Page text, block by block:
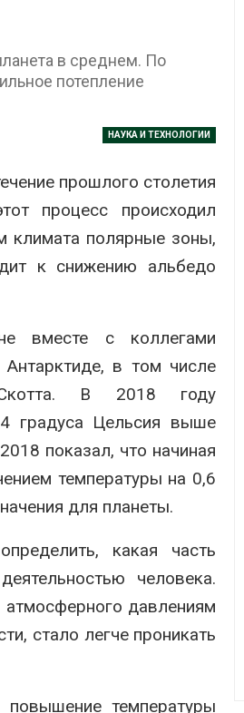
в среднем. По
потепление
НАУКА И ТЕХНОЛОГИИ
прошлого столетия
процесс происходил
климата полярные зоны,
к снижению альбедо
вместе с коллегами
в том числе
Скотта. В 2018 году
градуса Цельсия выше
показал, что начиная
температуры на 0,6
для планеты.
какая часть
человека.
давлениям
стало легче проникать
температуры
Авг 9, 2026
текстиль и экспортное
2026
Микропластик из
усиливать риск жировой
2026
в России фактически
ушёл от проверок к
2026
Южная Корея ускорит
развитие солнечной
спроса со стороны ИИ
2026
водохранилища Волги и
Камы в августе может
превысить норму почти в
раза